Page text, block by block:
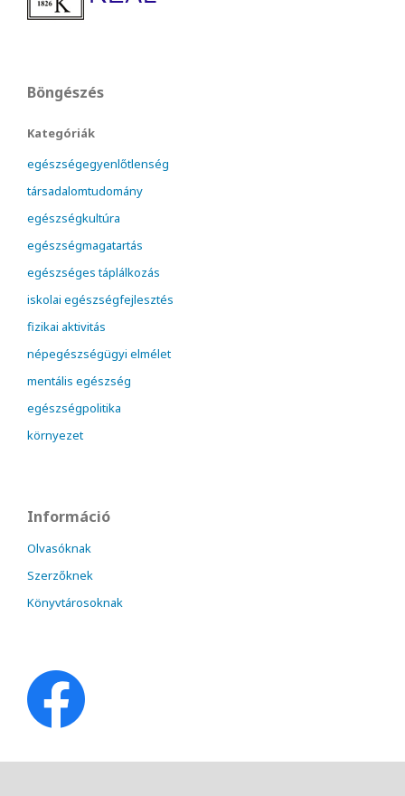
Böngészés
Kategóriák
egészségegyenlőtlenség
társadalomtudomány
egészségkultúra
egészségmagatartás
egészséges táplálkozás
iskolai egészségfejlesztés
fizikai aktivitás
népegészségügyi elmélet
mentális egészség
egészségpolitika
környezet
Információ
Olvasóknak
Szerzőknek
Könyvtárosoknak